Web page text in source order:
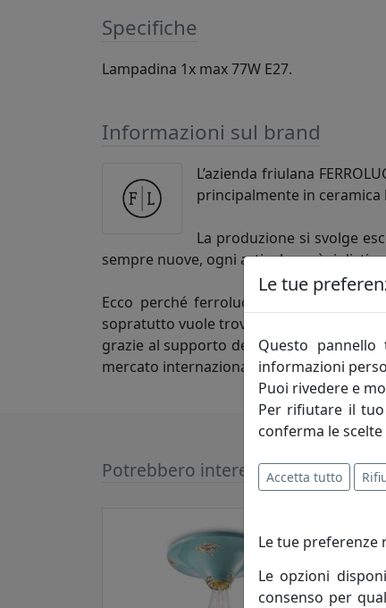
Specifiche
Lampadina 1x max 77W E27.
Informazioni sul brand
L’azienda friulana
principalmente in ceramica
La produzione si svolge
sempre nuove, ogni articolo così si
Ecco perché ferroluce si rivolge alla
sopratutto vuole trovare un’azienda
grazie al supporto dei figli, è una realtà
mercato internazionale.
Potrebbero interessarti
Le tue
Questo
informazioni
Puoi rivedere e
Per rifiutare il
conferma le
Accetta tutto
Le tue preferenze
Le opzioni
consenso per